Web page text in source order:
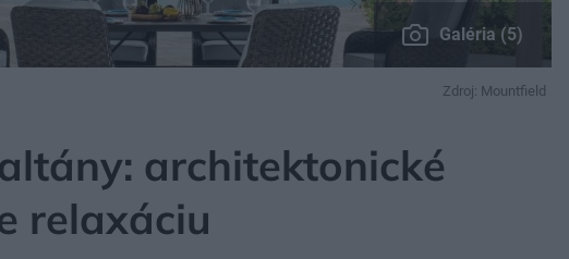
Galéria (5)
Zdroj: Mountfield
architektonické
relaxáciu